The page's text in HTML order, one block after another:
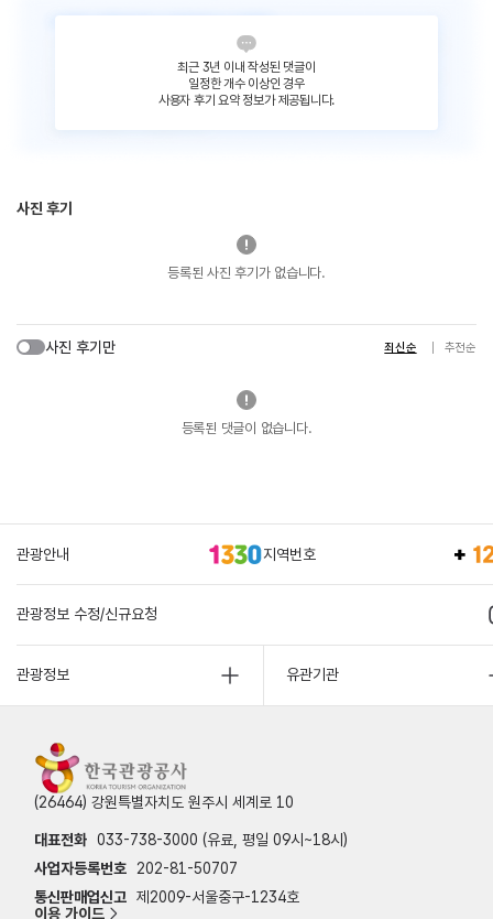
최근 3년 이내 작성된 댓글이
일정한 개수 이상인 경우
사용자 후기 요약 정보가 제공됩니다.
사진 후기
등록된 사진 후기가 없습니다.
사진 후기만 최신순 추천순
등록된 댓글이 없습니다.
관광안내 지역번호
관광정보 수정/신규요청
관광정보 유관기관
(26464) 강원특별자치도 원주시 세계로 10
대표전화 033-738-3000 (유료, 평일 09시~18시)
사업자등록번호
202-81-50707
통신판매업신고 제2009-서울중구-1234호
이용 가이드